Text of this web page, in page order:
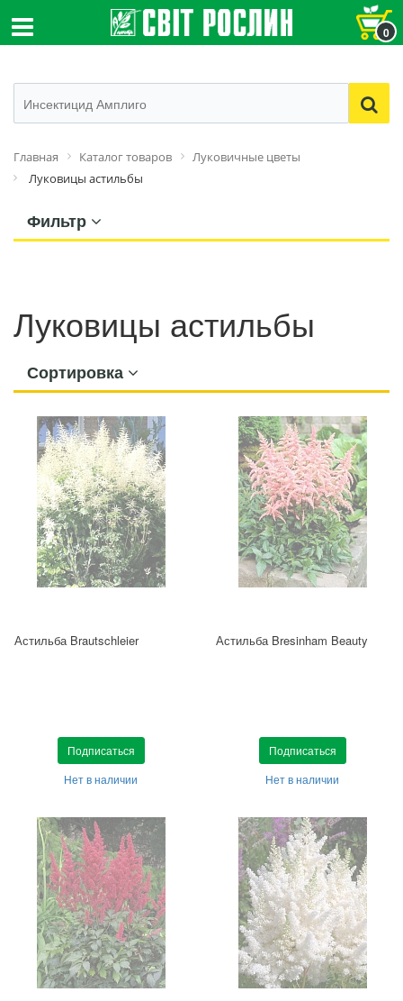
0
Главная Каталог товаров
Луковичные цветы
Луковицы астильбы
Фильтр
Луковицы астильбы
Сортировка
Астильба Brautschleier
Подписаться
Нет в наличии
Астильба Bresinham Beauty
Подписаться
Нет в наличии